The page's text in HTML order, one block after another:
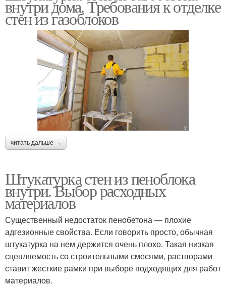
внутри дома. Требования к отделке
стен из газоблоков
читать дальше →
Штукатурка стен из пеноблока
внутри. Выбор расходных
материалов
Существенный недостаток пенобетона — плохие
адгезионные свойства. Если говорить просто, обычная
штукатурка на нем держится очень плохо. Такая низкая
сцепляемость со строительными смесями, растворами
ставит жесткие рамки при выборе подходящих для работ
материалов.